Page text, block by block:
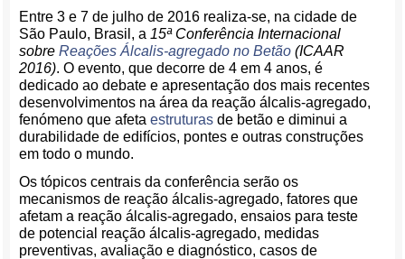
Entre 3 e 7 de julho de 2016 realiza-se, na cidade de
São Paulo, Brasil, a 15ª Conferência Internacional
sobreReações Álcalis-agregado no Betão (ICAAR
2016). O evento, que decorre de 4 em 4 anos, é
dedicado ao debate e apresentação dos mais recentes
desenvolvimentos na área da reação álcalis-agregado,
fenómeno que afetaestruturas de betão e diminui a
durabilidade de edifícios, pontes e outras construções
em todo o mundo.
Os tópicos centrais da conferência serão os
mecanismos de reação álcalis-agregado, fatores que
afetam a reação álcalis-agregado, ensaios para teste
de potencial reação álcalis-agregado, medidas
preventivas, avaliação e diagnóstico, casos de